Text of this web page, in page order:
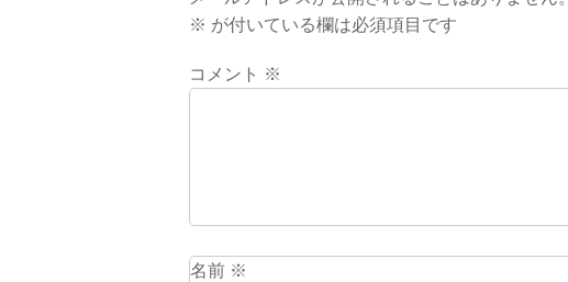
※ が付いている欄は必須項目です
コメント ※
名前 ※